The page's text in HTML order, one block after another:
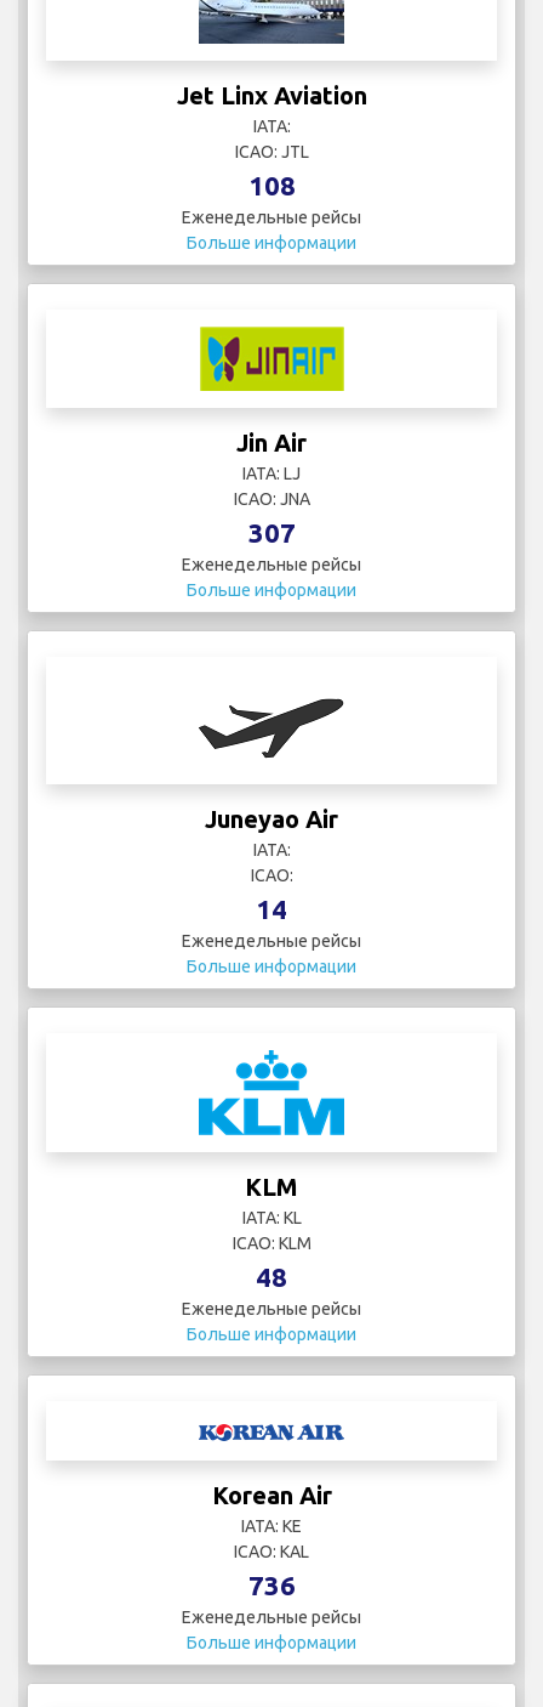
Jet Linx Aviation
IATA:
ICAO: JTL
108
Еженедельные рейсы
Больше информации
Jin Air
IATA: LJ
ICAO: JNA
307
Еженедельные рейсы
Больше информации
Juneyao Air
IATA:
ICAO:
14
Еженедельные рейсы
Больше информации
KLM
IATA: KL
ICAO: KLM
48
Еженедельные рейсы
Больше информации
Korean Air
IATA: KE
ICAO: KAL
736
Еженедельные рейсы
Больше информации